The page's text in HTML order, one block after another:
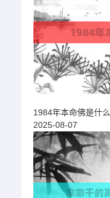
1984年本命佛是什么
2025-08-07